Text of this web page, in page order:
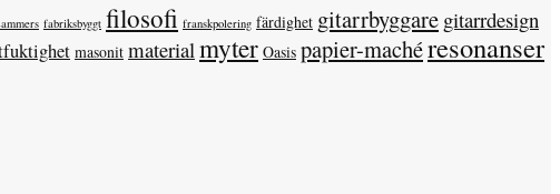
fabriksbyggt filosofi franskpolering färdighet gitarrbyggare gitarrdesign
masonit materialmyter Oasis papier-machéresonanser